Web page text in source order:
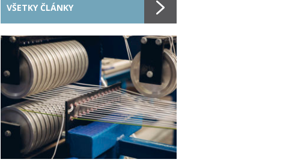
VŠETKY ČLÁNKY